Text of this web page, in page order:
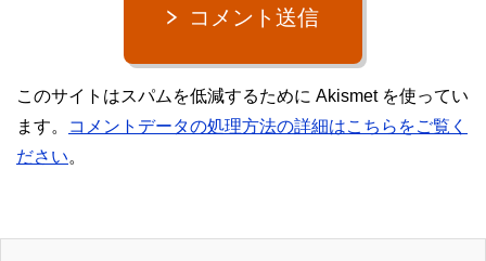
コメント送信
このサイトはスパムを低減するために Akismet を使ってい
ます。
コメントデータの処理方法の詳細はこちらをご覧く
ださい。